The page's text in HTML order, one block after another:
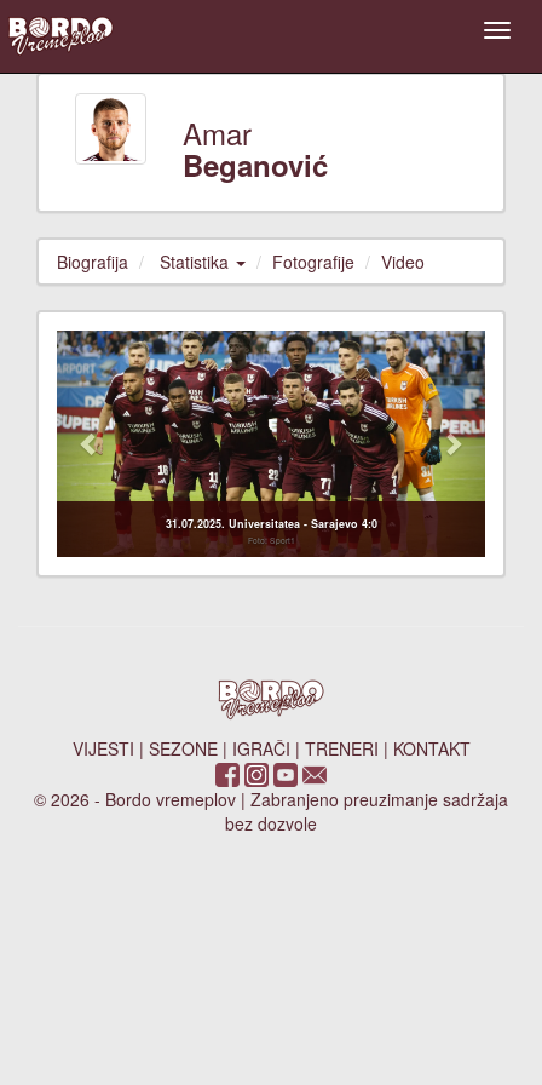
Amar
Beganović
Biografija Statistika Fotografije Video
31.07.2025. Universitatea - Sarajevo 4:0
Foto: Sport1
Previous Next
VIJESTI | SEZONE| IGRAČI | TRENERI | KONTAKT
© 2026 - Bordo vremeplov | Zabranjeno preuzimanje sadržaja
bez dozvole